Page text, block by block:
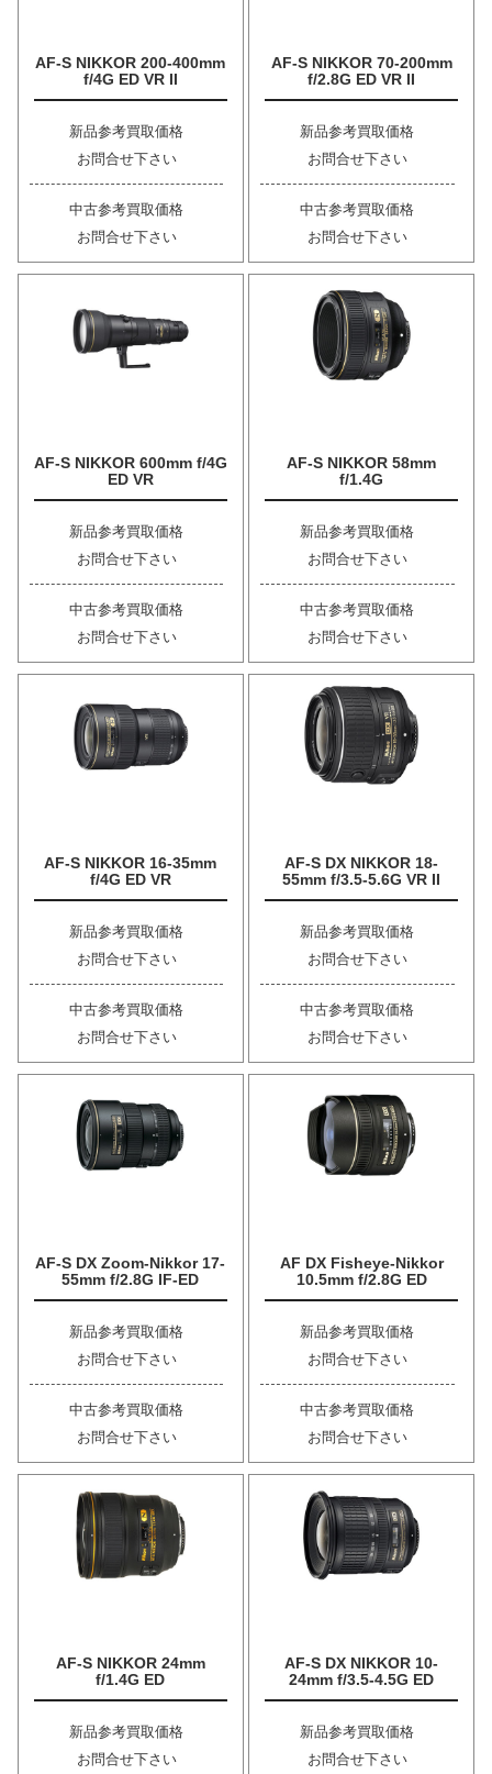
AF-S NIKKOR 200-400mm
f/4G ED VR II
新品参考買取価格
お問合せ下さい
中古参考買取価格
お問合せ下さい
AF-S NIKKOR 70-200mm
f/2.8G ED VR II
新品参考買取価格
お問合せ下さい
中古参考買取価格
お問合せ下さい
AF-S NIKKOR 600mm f/4G
ED VR
新品参考買取価格
お問合せ下さい
中古参考買取価格
お問合せ下さい
AF-S NIKKOR 58mm
f/1.4G
新品参考買取価格
お問合せ下さい
中古参考買取価格
お問合せ下さい
AF-S NIKKOR 16-35mm
f/4G ED VR
新品参考買取価格
お問合せ下さい
中古参考買取価格
お問合せ下さい
AF-S DX NIKKOR 18-
55mm f/3.5-5.6G VR II
新品参考買取価格
お問合せ下さい
中古参考買取価格
お問合せ下さい
AF-S DX Zoom-Nikkor 17-
55mm f/2.8G IF-ED
新品参考買取価格
お問合せ下さい
中古参考買取価格
お問合せ下さい
AF DX Fisheye-Nikkor
10.5mm f/2.8G ED
新品参考買取価格
お問合せ下さい
中古参考買取価格
お問合せ下さい
AF-S NIKKOR 24mm
f/1.4G ED
新品参考買取価格
お問合せ下さい
AF-S DX NIKKOR 10-
24mm f/3.5-4.5G ED
新品参考買取価格
お問合せ下さい